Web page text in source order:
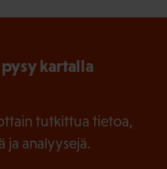
kartalla
tutkittua tietoa,
ja analyysejä.